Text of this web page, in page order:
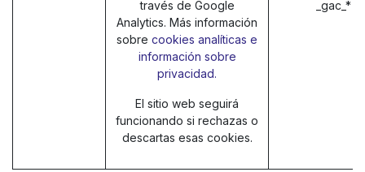
través de Google
Analytics. Más información
sobre cookies analíticas e
información sobre
privacidad.
El sitio web seguirá
funcionando si rechazas o
descartas esas cookies.
_gac_*